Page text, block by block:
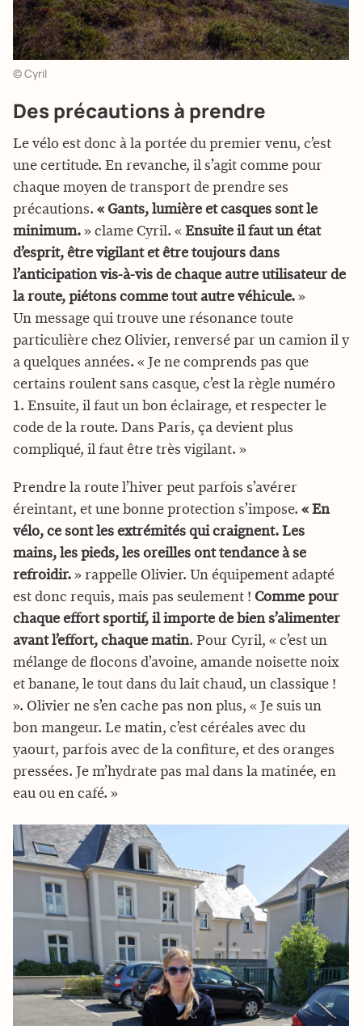
© Cyril
Des précautions à prendre
Le vélo est donc à la portée du premier venu, c’est
une certitude. En revanche, il s’agit comme pour
chaque moyen de transport de prendre ses
précautions. « Gants, lumière et casques sont le
minimum. » clame Cyril. « Ensuite il faut un état
d’esprit, être vigilant et être toujours dans
l’anticipation vis-à-vis de chaque autre utilisateur de
la route, piétons comme tout autre véhicule. »
Un message qui trouve une résonance toute
particulière chez Olivier, renversé par un camion il y
a quelques années. « Je ne comprends pas que
certains roulent sans casque, c’est la règle numéro
1. Ensuite, il faut un bon éclairage, et respecter le
code de la route. Dans Paris, ça devient plus
compliqué, il faut être très vigilant. »
Prendre la route l’hiver peut parfois s’avérer
éreintant, et une bonne protection s’impose. « En
vélo, ce sont les extrémités qui craignent. Les
mains, les pieds, les oreilles ont tendance à se
refroidir. » rappelle Olivier. Un équipement adapté
est donc requis, mais pas seulement ! Comme pour
chaque effort sportif, il importe de bien s’alimenter
avant l’effort, chaque matin. Pour Cyril, « c’est un
mélange de flocons d’avoine, amande noisette noix
et banane, le tout dans du lait chaud, un classique !
». Olivier ne s’en cache pas non plus, « Je suis un
bon mangeur. Le matin, c’est céréales avec du
yaourt, parfois avec de la confiture, et des oranges
pressées. Je m’hydrate pas mal dans la matinée, en
eau ou en café. »